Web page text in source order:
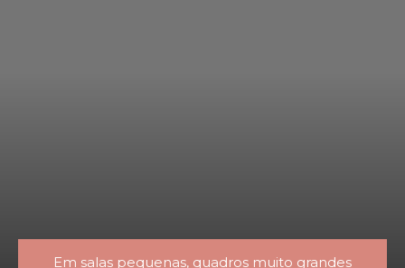
Em salas pequenas, quadros muito grandes